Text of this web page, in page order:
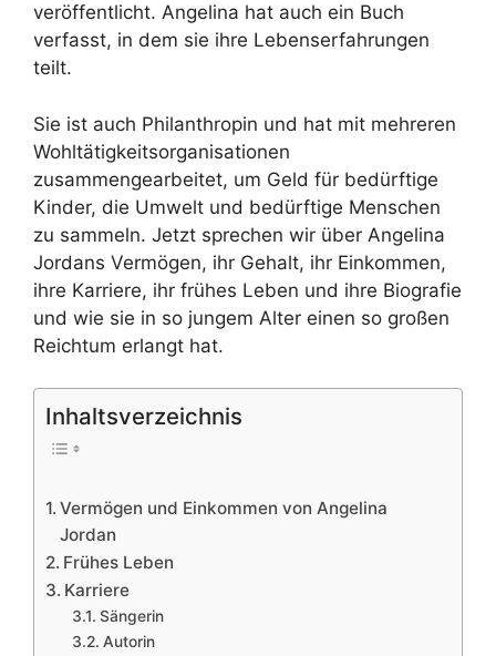
veröffentlicht. Angelina hat auch ein Buch
verfasst, in dem sie ihre Lebenserfahrungen
teilt.
Sie ist auch Philanthropin und hat mit mehreren
Wohltätigkeitsorganisationen
zusammengearbeitet, um Geld für bedürftige
Kinder, die Umwelt und bedürftige Menschen
zu sammeln. Jetzt sprechen wir über Angelina
Jordans Vermögen, ihr Gehalt, ihr Einkommen,
ihre Karriere, ihr frühes Leben und ihre Biografie
und wie sie in so jungem Alter einen so großen
Reichtum erlangt hat.
Inhaltsverzeichnis
Vermögen und Einkommen von Angelina
Jordan
Frühes Leben
Karriere
Sängerin
Autorin